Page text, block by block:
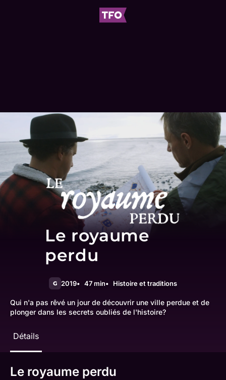
Le royaume
perdu
G 2019 47 min Histoire et traditions
Qui n'a pas rêvé un jour de découvrir une ville perdue et de
plonger dans les secrets oubliés de l'histoire?
Détails
Le royaume perdu